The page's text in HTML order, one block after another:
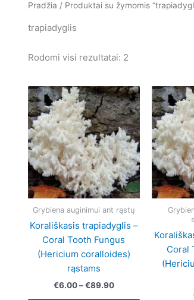
Pradžia / Produktai su žymomis
trapiadyglis
Rodomi visi rezultatai: 2
Grybiena auginimui ant rąstų
Korališkasis trapiadyglis –
Coral Tooth Fungus
(Hericium coralloides)
rąstams
€6.00–€89.90
Price
range:
€6.00
through
€89.90
This
product
has
multiple
variants.
The
options
may
product
Coral